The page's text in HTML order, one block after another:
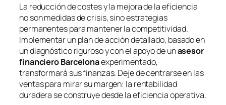
La reducción de costes y la mejora de la eficiencia
no son medidas de crisis, sino estrategias
permanentes para mantener la competitividad.
Implementar un plan de acción detallado, basado en
un diagnóstico riguroso y con el apoyo de unasesor
financiero Barcelonaexperimentado,
transformará sus finanzas. Deje de centrarse en las
ventas para mirar su margen: la rentabilidad
duradera se construye desde la eficiencia operativa.